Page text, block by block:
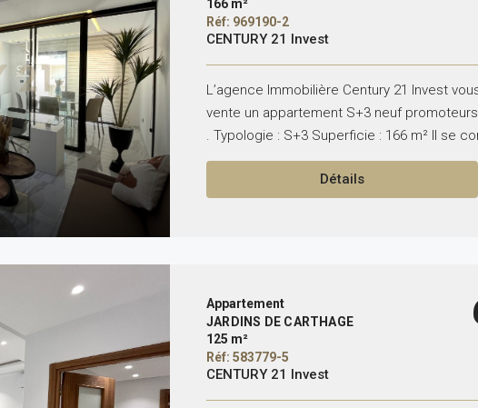
166 m²
Réf: 969190-2
CENTURY 21 Invest
L’agence Immobilière Century 21 Invest
vente un appartement S+3 neuf
. Typologie : S+3 Superficie : 166 m² Il se
Détails
Appartement
JARDINS DE CARTHAGE
125 m²
Réf: 583779-5
CENTURY 21 Invest